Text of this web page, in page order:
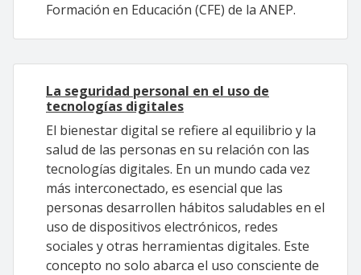
Formación en Educación (CFE) de la ANEP.
La seguridad personal en el uso de
tecnologías digitales
El bienestar digital se refiere al equilibrio y la
salud de las personas en su relación con las
tecnologías digitales. En un mundo cada vez
más interconectado, es esencial que las
personas desarrollen hábitos saludables en el
uso de dispositivos electrónicos, redes
sociales y otras herramientas digitales. Este
concepto no solo abarca el uso consciente de